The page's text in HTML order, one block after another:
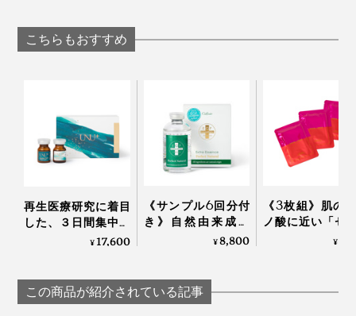
こちらもおすすめ
再生医療研究に着目
した、３日間集中ケ
アのヒト幹細胞コス
ム」｜UNU＋ ment
¥17,600
《サンプル6回分付
き》自然由来成分
100％、EGF協会認定
クトナチュラル」
¥8,800
《3枚組》肌の
ノ酸に近い「セ
ン」たっぷり！“
¥
この商品が紹介されている記事